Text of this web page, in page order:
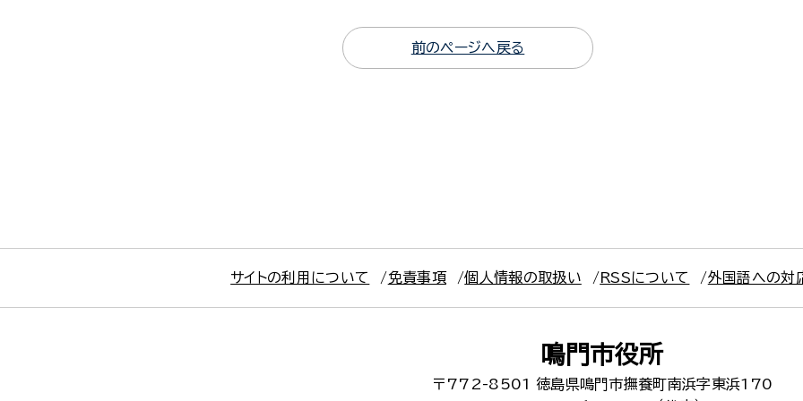
前のページへ戻る
サイトの利用について 免責事項 個人情報の取扱い RSSについて 外国語への対
鳴門市役所
〒772-8501
徳島県鳴門市撫養町南浜字東浜170